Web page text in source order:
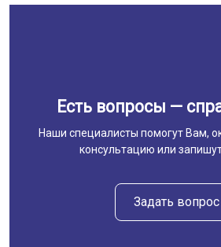
Есть вопросы —
Наши специалисты помогут Вам,
консультацию или
Задать вопрос